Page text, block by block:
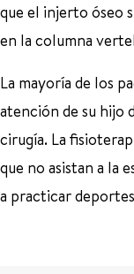
que el injerto óseo
en la columna
La mayoría de los
atención de su hijo
cirugía. La
que no asistan a la
a practicar